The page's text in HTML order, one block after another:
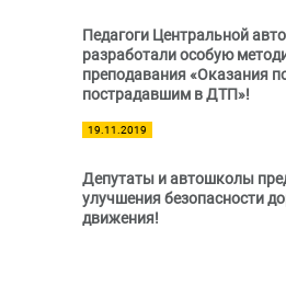
Педагоги Центральной
разработали особую
преподавания «Оказания
пострадавшим в ДТП»!
19.11.2019
Депутаты и автошколы
улучшения безопасности
движения!